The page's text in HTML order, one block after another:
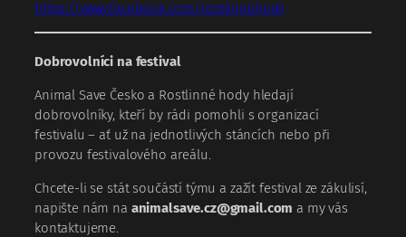
https://www.facebook.com/rostlinnehody
Dobrovolníci na festival
Animal Save Česko a Rostlinné hody hledají
dobrovolníky, kteří by rádi pomohli s organizací
festivalu – ať už na jednotlivých stáncích nebo při
provozu festivalového areálu.
Chcete-li se stát součástí týmu a zažít festival ze zákulisí,
napište nám na animalsave.cz@gmail.com a my vás
kontaktujeme.